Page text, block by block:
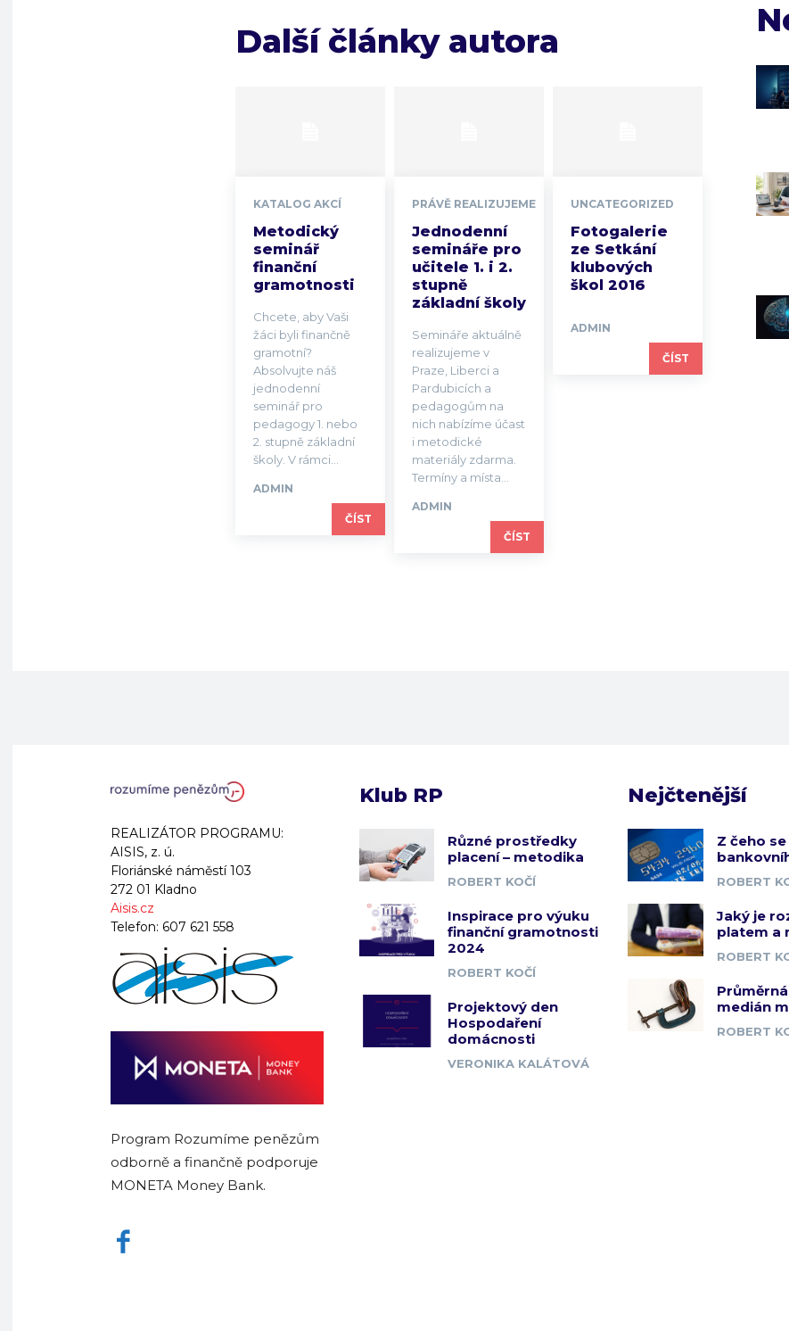
Další články autora
KATALOG AKCÍ
Metodický
seminář
finanční
gramotnosti
Chcete, aby Vaši
žáci byli finančně
gramotní?
Absolvujte náš
jednodenní
seminář pro
pedagogy 1. nebo
2. stupně základní
školy. V rámci...
ADMIN
ČÍST
PRÁVĚ REALIZUJEME
Jednodenní
semináře pro
učitele 1. i 2.
stupně
základní školy
Semináře aktuálně
realizujeme v
Praze, Liberci a
Pardubicích a
pedagogům na
nich nabízíme účast
i metodické
materiály zdarma.
Termíny a místa...
ADMIN
ČÍST
UNCATEGORIZED
Fotogalerie
ze Setkání
klubových
škol 2016
ADMIN
ČÍST
REALIZÁTOR PROGRAMU:
AISIS, z. ú.
Floriánské náměstí 103
272 01 Kladno
Aisis.cz
Telefon: 607 621 558
Program Rozumíme penězům
odborně a finančně podporuje
MONETA Money Bank.
Klub RP
Různé prostředky
placení – metodika
ROBERT KOČÍ
Inspirace pro výuku
finanční gramotnosti
2024
ROBERT KOČÍ
Projektový den
Hospodaření
domácnosti
VERONIKA KALÁTOVÁ
Nejčtenější
Z čeho
ROBERT
Jaký je
platem a
ROBERT
medián
ROBERT